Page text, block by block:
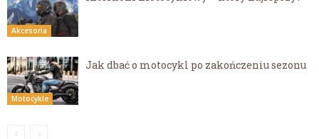
Akcesoria
Motocykle
Jak dbać o motocykl po zakończeniu sezonu